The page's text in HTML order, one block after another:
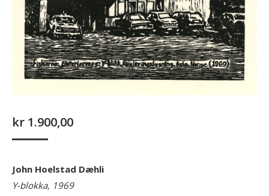
kr 1.900,00
John Hoelstad Dæhli
Y-blokka, 1969